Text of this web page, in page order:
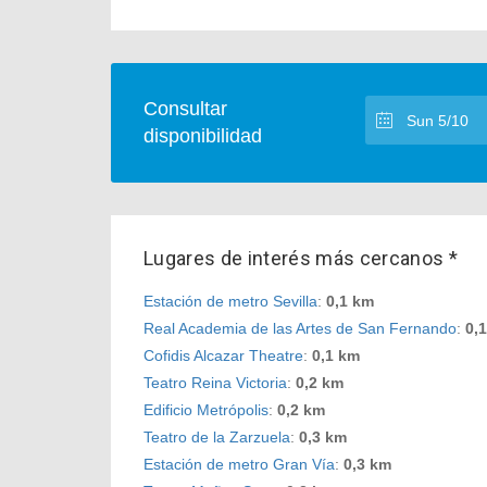
Consultar
disponibilidad
Lugares de interés más cercanos *
Estación de metro Sevilla: 0,1 km
Real Academia de las Artes de San Fernando:
Cofidis Alcazar Theatre: 0,1 km
Teatro Reina Victoria: 0,2 km
Edificio Metrópolis: 0,2 km
Teatro de la Zarzuela: 0,3 km
Estación de metro Gran Vía: 0,3 km